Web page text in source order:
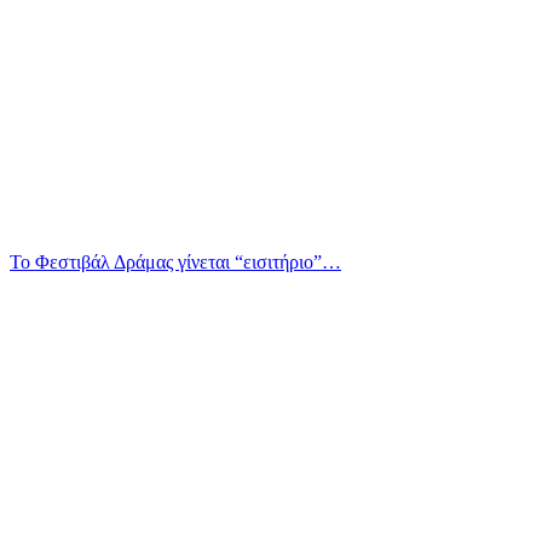
Το Φεστιβάλ Δράμας γίνεται “εισιτήριο”…